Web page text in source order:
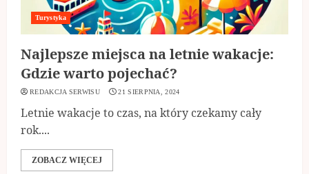
Turystyka
Najlepsze miejsca na letnie wakacje:
Gdzie warto pojechać?
REDAKCJA SERWISU 21 SIERPNIA, 2024
Letnie wakacje to czas, na który czekamy cały
rok....
ZOBACZ WIĘCEJ